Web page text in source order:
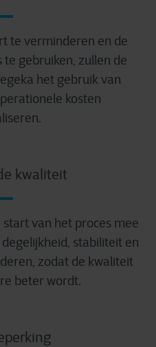
te verminderen en de
te gebruiken, zullen de
het gebruik van
kosten
kwaliteit
start van het proces mee
stabiliteit en
zodat de kwaliteit
beter wordt.